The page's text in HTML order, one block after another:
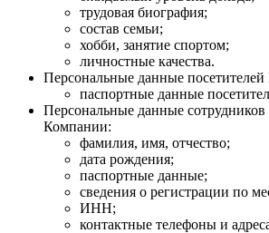
трудовая биография;
состав семьи;
хобби, занятие спортом;
личностные качества.
Персональные данные
паспортные данные
Персональные данные сотрудников
Компании:
фамилия, имя, отчество;
дата рождения;
паспортные данные;
сведения о регистрации по
ИНН;
контактные телефоны и